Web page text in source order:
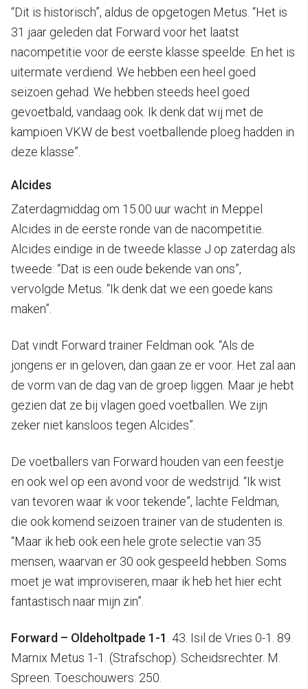
“Dit is historisch”, aldus de opgetogen Metus. “Het is
31 jaar geleden dat Forward voor het laatst
nacompetitie voor de eerste klasse speelde. En het is
uitermate verdiend. We hebben een heel goed
seizoen gehad. We hebben steeds heel goed
gevoetbald, vandaag ook. Ik denk dat wij met de
kampioen VKW de best voetballende ploeg hadden in
deze klasse”.
Alcides
Zaterdagmiddag om 15.00 uur wacht in Meppel
Alcides in de eerste ronde van de nacompetitie.
Alcides eindige in de tweede klasse J op zaterdag als
tweede: “Dat is een oude bekende van ons”,
vervolgde Metus. “Ik denk dat we een goede kans
maken”.
Dat vindt Forward trainer Feldman ook. “Als de
jongens er in geloven, dan gaan ze er voor. Het zal aan
de vorm van de dag van de groep liggen. Maar je hebt
gezien dat ze bij vlagen goed voetballen. We zijn
zeker niet kansloos tegen Alcides”.
De voetballers van Forward houden van een feestje
en ook wel op een avond voor de wedstrijd. “Ik wist
van tevoren waar ik voor tekende”, lachte Feldman,
die ook komend seizoen trainer van de studenten is.
“Maar ik heb ook een hele grote selectie van 35
mensen, waarvan er 30 ook gespeeld hebben. Soms
moet je wat improviseren, maar ik heb het hier echt
fantastisch naar mijn zin”.
Forward – Oldeholtpade 1-1 . 43. Isil de Vries 0-1. 89.
Marnix Metus 1-1. (Strafschop). Scheidsrechter. M.
Spreen. Toeschouwers: 250.